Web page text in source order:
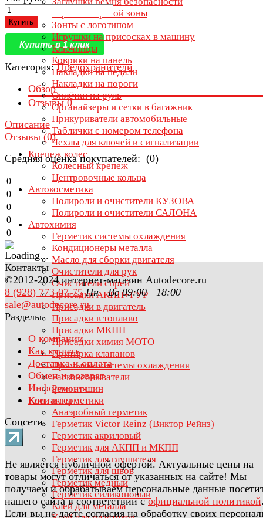
Зеркала мертвой зоны
Зонты с логотипом
Игрушки на присосках в машину
Ключницы
Коврики на панель
Накладки на педали
Накладки на пороги
Оплётки на руль
Органайзеры и сетки в багажник
Прикуриватели автомобильные
Таблички с номером телефона
Чехлы для ключей и сигнализации
Крепеж колес
Колесный крепеж
Центровочные кольца
Автокосметика
Полироли и очистители КУЗОВА
Полироли и очистители САЛОНА
Автохимия
Герметик системы охлаждения
Кондиционеры металла
Масло для сборки двигателя
Очистители для рук
Очистители спрей
Присадки АКПП+ГУР
Присадки в двигатель
Присадки в топливо
Присадки МКПП
Присадки химия МОТО
Притирка клапанов
Промывка системы охлаждения
Раскоксовыватели
Ремонт шин
Клеи и герметики
Анаэробный герметик
Герметик Victor Reinz (Виктор Рейнз)
Герметик акриловый
Герметик для АКПП и МКПП
Герметик для глушителя
Герметик для швов
Герметик медный
Герметик силиконовый
Клей для металла
Купить
Купить в 1 клик
Категория:Предохранители
Обзор
Отзывы0
Описание
Отзывы (0)
Средняя оценка покупателей: (0)
0
0
0
0
0
Контакты
©2012-2024 интернет-магазин Autodecore.ru
8 (928) 773-07-75 Пн—Вс 09:00—18:00
sale@autodecore.ru
Разделы
О компании
Как купить
Доставка и оплата
Обмен и возврат
Информация
Контакты
Соцсети
Не является публичной офертой. Актуальные цены на
товары могут отличаться от указанных на сайте! Мы
получаем и обрабатываем персональные данные
нашего сайта в соответствии софициальной политикой
Если вы не даете согласия на обработку своих